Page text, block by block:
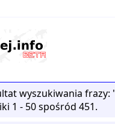
wyszukiwania frazy:
1 - 50 spośród 451.